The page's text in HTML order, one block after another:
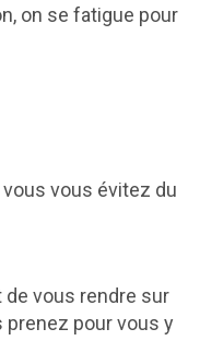
on se fatigue pour
vous évitez du
de vous rendre sur
pour vous y